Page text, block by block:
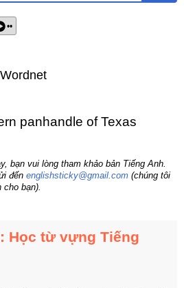
••
panhandle of Texas
bạn vui lòng tham khảo bản Tiếng Anh.
đến englishsticky@gmail.com (chúng tôi
cho bạn).
Học từ vựng Tiếng